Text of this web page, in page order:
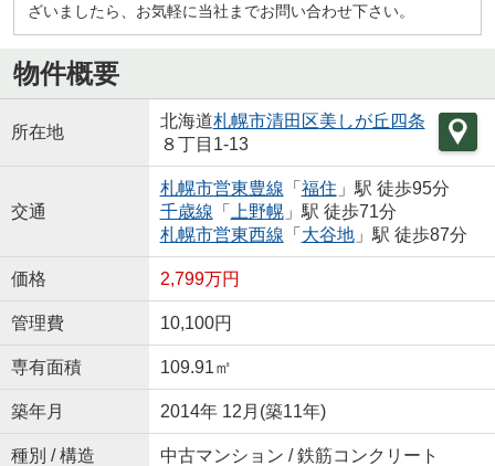
ざいましたら、お気軽に当社までお問い合わせ下さい。
物件概要
所在地
北海道札幌市清田区美しが丘四条
８丁目1-13
交通
札幌市営東豊線 「 福住 」駅 徒歩95分
千歳線 「 上野幌」駅 徒歩71分
札幌市営東西線 「 大谷地」駅 徒歩87分
価格 2,799万円
管理費 10,100円
専有面積 109.91㎡
築年月 2014年 12月(築11年)
種別 / 構造 中古マンション / 鉄筋コンクリート